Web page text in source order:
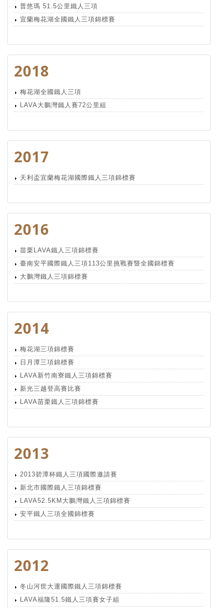
普悠瑪 51.5公里鐵人三項
宜蘭梅花湖全國鐵人三項錦標賽
2018
梅花湖全國鐵人三項
LAVA大鵬灣鐵人賽72公里組
2017
天利盃宜蘭梅花湖國際鐵人三項錦標賽
2016
苗栗LAVA鐵人三項錦標賽
臺南安平國際鐵人三項113公里挑戰賽暨全國錦標賽
大鵬灣鐵人三項錦標賽
2014
梅花湖三項錦標賽
日月潭三項錦標賽
LAVA新竹南寮鐵人三項錦標賽
新光三越登高賽比賽
LAVA苗栗鐵人三項錦標賽
2013
2013碧潭杯鐵人三項國際邀請賽
新北市國際鐵人三項錦標賽
LAVA52.5KM大鵬灣鐵人三項錦標賽
安平鐵人三項全國錦標賽
2012
冬山河世大運國際鐵人三項錦標賽
LAVA福隆51.5鐵人三項賽女子組